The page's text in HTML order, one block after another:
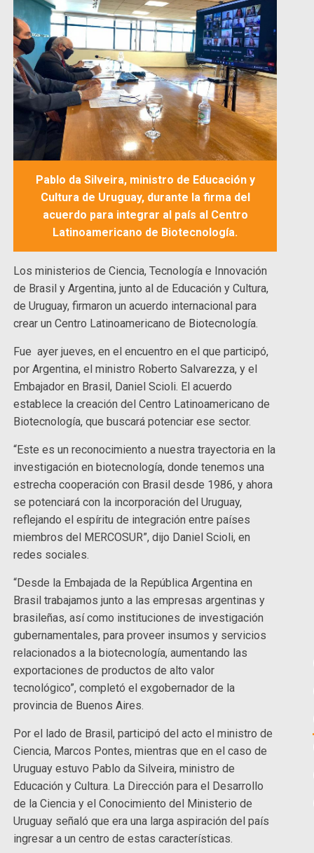
Pablo da Silveira, ministro de Educación y
Cultura de Uruguay, durante la firma del
acuerdo para integrar al país al Centro
Latinoamericano de Biotecnología.
Los ministerios de Ciencia, Tecnología e Innovación
de Brasil y Argentina, junto al de Educación y Cultura,
de Uruguay, firmaron un acuerdo internacional para
crear un Centro Latinoamericano de Biotecnología.
Fue ayer jueves, en el encuentro en el que participó,
por Argentina, el ministro Roberto Salvarezza, y el
Embajador en Brasil, Daniel Scioli. El acuerdo
establece la creación del Centro Latinoamericano de
Biotecnología, que buscará potenciar ese sector.
“Este es un reconocimiento a nuestra trayectoria en la
investigación en biotecnología, donde tenemos una
estrecha cooperación con Brasil desde 1986, y ahora
se potenciará con la incorporación del Uruguay,
reflejando el espíritu de integración entre países
miembros del MERCOSUR”, dijo Daniel Scioli, en
redes sociales.
“Desde la Embajada de la República Argentina en
Brasil trabajamos junto a las empresas argentinas y
brasileñas, así como instituciones de investigación
gubernamentales, para proveer insumos y servicios
relacionados a la biotecnología, aumentando las
exportaciones de productos de alto valor
tecnológico”, completó el exgobernador de la
provincia de Buenos Aires.
Por el lado de Brasil, participó del acto el ministro de
Ciencia, Marcos Pontes, mientras que en el caso de
Uruguay estuvo Pablo da Silveira, ministro de
Educación y Cultura. La Dirección para el Desarrollo
de la Ciencia y el Conocimiento del Ministerio de
Uruguay señaló que era una larga aspiración del país
ingresar a un centro de estas características.